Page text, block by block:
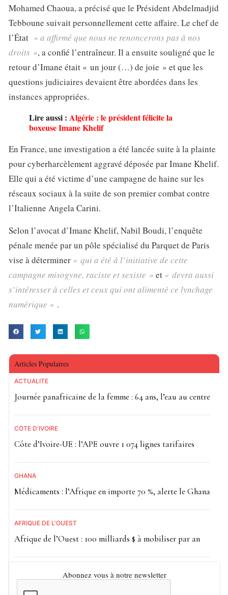
Mohamed Chaoua, a précisé que le Président Abdelmadjid
Tebboune suivait personnellement cette affaire. Le chef de
l’État » a affirmé que nous ne renoncerons pas à nos
droits », a confié l’entraîneur. Il a ensuite souligné que le
retour d’Imane était « un jour (…) de joie » et que les
questions judiciaires devaient être abordées dans les
instances appropriées.
Lire aussi : Algérie : le président félicite la
boxeuse Imane Khelif
En France, une investigation a été lancée suite à la plainte
pour cyberharcèlement aggravé déposée par Imane Khelif.
Elle qui a été victime d’une campagne de haine sur les
réseaux sociaux à la suite de son premier combat contre
l’Italienne Angela Carini.
Selon l’avocat d’Imane Khelif, Nabil Boudi, l’enquête
pénale menée par un pôle spécialisé du Parquet de Paris
vise à déterminer « qui a été à l’initiative de cette
campagne misogyne, raciste et sexiste » et « devra aussi
s’intéresser à celles et ceux qui ont alimenté ce lynchage
numérique « .
Articles Populaires
ACTUALITE
Journée panafricaine de la femme : 64 ans, l’eau au centre
CÔTE D'IVOIRE
Côte d’Ivoire-UE : l’APE ouvre 1 074 lignes tarifaires
GHANA
Médicaments : l’Afrique en importe 70 %, alerte le Ghana
AFRIQUE DE L'OUEST
Afrique de l’Ouest : 100 milliards $ à mobiliser par an
Abonnez vous à notre newsletter